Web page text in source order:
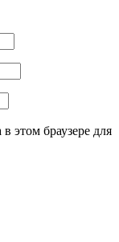
этом браузере для